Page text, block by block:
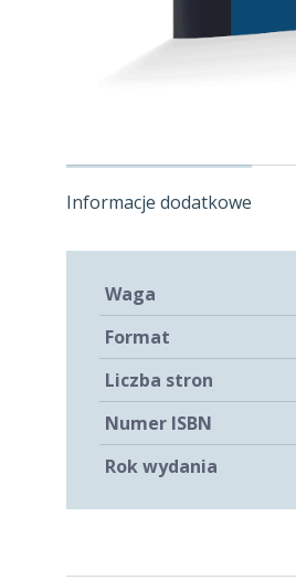
Informacje dodatkowe
Waga
Format
Liczba stron
Numer ISBN
Rok wydania